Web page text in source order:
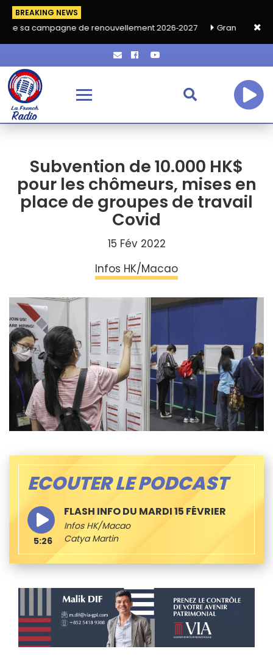
BREAKING NEWS
de renouvellement 2026‑2027 Grand café de rentrée
Subvention de 10.000 HK$
pour les chômeurs, mises en
place de groupes de travail
Covid
15 Fév 2022
Infos HK/Macao
ECOUTER LE PODCAST
FLASH INFO DU MARDI 15 FÉVRIER
Infos HK/Macao
Catya Martin
5:26